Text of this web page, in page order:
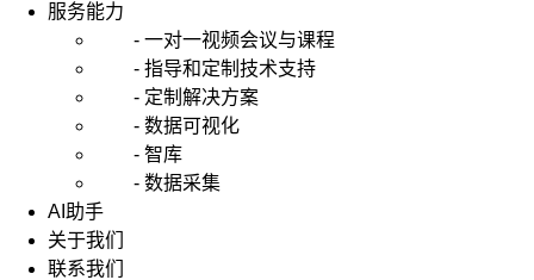
服务能力
- 一对一视频会议与课程
- 指导和定制技术支持
- 定制解决方案
- 数据可视化
- 智库
- 数据采集
AI助手
关于我们
联系我们